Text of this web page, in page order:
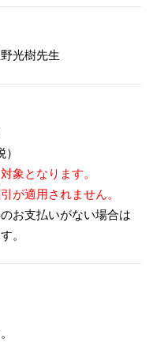
光樹先生
象となります。
が適用されません。
お支払いがない場合は
。